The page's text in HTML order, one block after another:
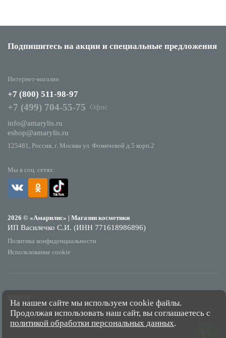
Подпишитесь на акции и специальные предложения
Мы в соц. сетях:
2026 © «Амарилис» | Магазин косметики
ИП Василечко С.И. (ИНН 771618986896)
Политика конфиденциальности
Использование cookie
Интернет-магазин
+7 (800) 511-98-97
+7 (499) 704-55-75
Офис
info@amarylis.ru
eshop@amarylis.ru
125481, Россия, г. Москва ул. Фомичевой д.5 корп.2
*Обращаем Ваше внимание на то, что данный интернет-сайт носит исключительно
информационный характер и ни при каких условиях не является публичной офертой,
определяемой положениями Статьи 437 Гражданского кодекса Российской
На нашем сайте мы используем cookie файлы.
Продолжая использовать наш сайт, вы соглашаетесь с
политикой обработки персональных данных.